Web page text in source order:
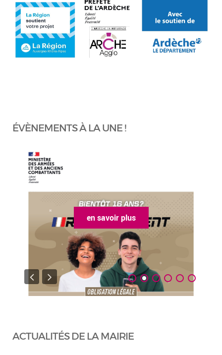
ÉVÈNEMENTS À LA UNE !
en savoir plus
ACTUALITÉS DE LA MAIRIE